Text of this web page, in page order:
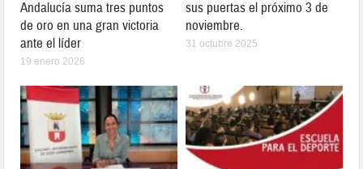
Andalucía suma tres puntos
de oro en una gran victoria
ante el líder
19 enero 2026
sus puertas el próximo 3 de
noviembre.
31 octubre 2025